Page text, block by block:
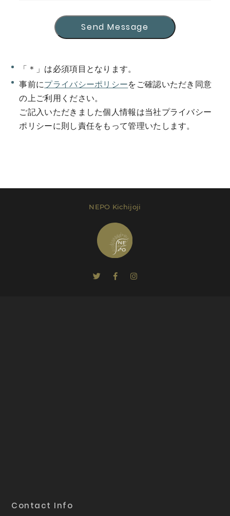
Send Message
Send Message
Send Message
「＊」は必須項目となります。
事前にプライバシーポリシーをご確認いただき同意
の上ご利用ください。
ご記入いただきました個人情報は当社プライバシー
ポリシーに則し責任をもって管理いたします。
NEPO Kichijoji
Contact Info